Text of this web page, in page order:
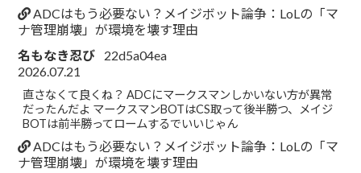
ADCはもう必要ない？メイジボット論争：LoLの「マ
ナ管理崩壊」が環境を壊す理由
名もなき忍び
22d5a04ea
2026.07.21
直さなくて良くね？ ADCにマークスマンしかいない方が異常
だったんだよ マークスマンBOTはCS取って後半勝つ、メイジ
BOTは前半勝ってロームするでいいじゃん
ADCはもう必要ない？メイジボット論争：LoLの「マ
ナ管理崩壊」が環境を壊す理由